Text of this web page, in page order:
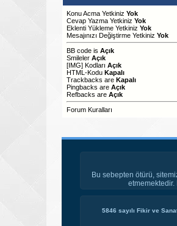
Konu Acma Yetkiniz Yok
Cevap Yazma Yetkiniz Yok
Eklenti Yükleme Yetkiniz Yok
Mesajınızı Değiştirme Yetkiniz Yok
BB codeis Açık
Smileler Açık
[IMG]Kodları Açık
HTML-Kodu Kapalı
Trackbacks are Kapalı
Pingbacks are Açık
Refbacks are Açık
Forum Kuralları
Bu sebepten ötürü,
etmemektedir.
5846 sayılı Fikir ve